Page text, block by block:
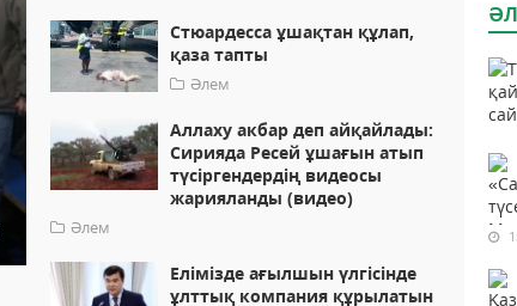
Стюардесса ұшақтан құлап,
қаза тапты
Әлем
Аллаху акбар деп айқайлады:
Сирияда Ресей ұшағын атып
түсіргендердің видеосы
жарияланды (видео)
Әлем
Елімізде ағылшын үлгісінде
ұлттық компания құрылатын